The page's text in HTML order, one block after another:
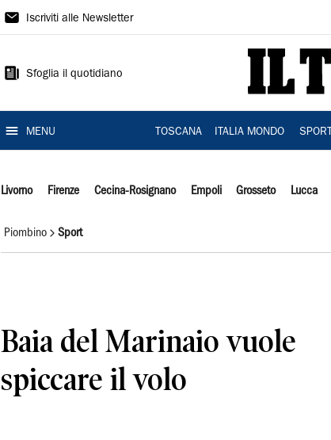
Il
Iscriviti alle Newsletter
Sfoglia il quotidiano
MENU TOSCANA ITALIA MONDO SPORT
Livorno Firenze Cecina-Rosignano Empoli Grosseto Lucca
Piombino Sport
Baia del Marinaio vuole
spiccare il volo